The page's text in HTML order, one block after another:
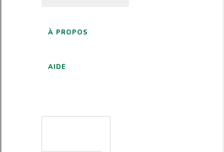
À PROPOS
AIDE